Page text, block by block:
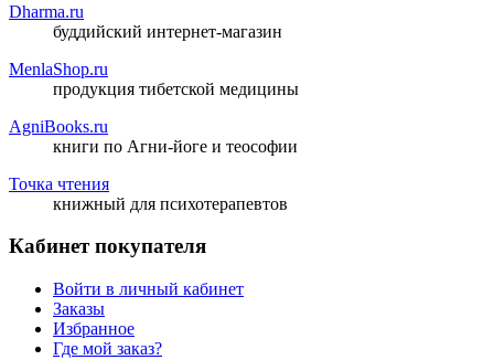
Dharma.ru
буддийский интернет-магазин
MenlaShop.ru
продукция тибетской медицины
AgniBooks.ru
книги по Агни-йоге и теософии
Точка чтения
книжный для психотерапевтов
Кабинет покупателя
Войти в личный кабинет
Заказы
Избранное
Где мой заказ?